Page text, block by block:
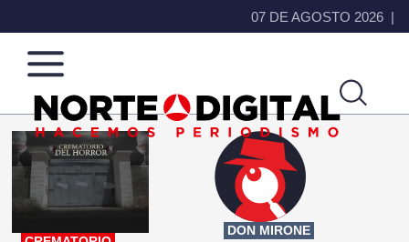
07 DE AGOSTO 2026
Norte
de
Ciudad
Más
que
noticias,
hacemos periodismo
DON MIRONE